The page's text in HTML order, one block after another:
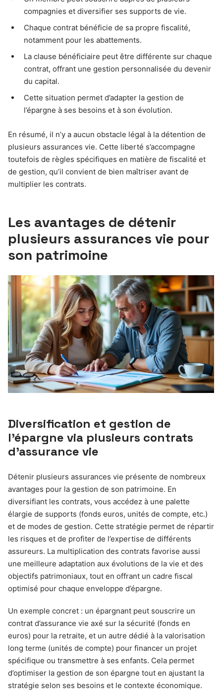
compagnies et diversifier ses supports de vie.
Chaque contrat bénéficie de sa propre fiscalité,
notamment pour les abattements.
La clause bénéficiaire peut être différente sur chaque
contrat, offrant une gestion personnalisée du devenir
du capital.
Cette situation permet d’adapter la gestion de
l’épargne à ses besoins et à son évolution.
En résumé, il n’y a aucun obstacle légal à la détention de
plusieurs assurances vie. Cette liberté s’accompagne
toutefois de règles spécifiques en matière de fiscalité et
de gestion, qu’il convient de bien maîtriser avant de
multiplier les contrats.
Les avantages de détenir
plusieurs assurances vie pour
son patrimoine
Diversification et gestion de
l’épargne via plusieurs contrats
d’assurance vie
Détenir plusieurs assurances vie présente de nombreux
avantages pour la gestion de son patrimoine. En
diversifiant les contrats, vous accédez à une palette
élargie de supports (fonds euros, unités de compte, etc.)
et de modes de gestion. Cette stratégie permet de répartir
les risques et de profiter de l’expertise de différents
assureurs. La multiplication des contrats favorise aussi
une meilleure adaptation aux évolutions de la vie et des
objectifs patrimoniaux, tout en offrant un cadre fiscal
optimisé pour chaque enveloppe d’épargne.
Un exemple concret : un épargnant peut souscrire un
contrat d’assurance vie axé sur la sécurité (fonds en
euros) pour la retraite, et un autre dédié à la valorisation
long terme (unités de compte) pour financer un projet
spécifique ou transmettre à ses enfants. Cela permet
d’optimiser la gestion de son épargne tout en ajustant la
stratégie selon ses besoins et le contexte économique.